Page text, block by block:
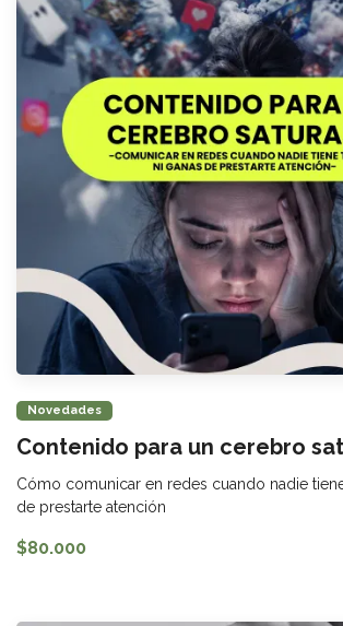
Novedades
Contenido para un cerebro
Cómo comunicar en redes cuando nadie
de prestarte atención
$80.000